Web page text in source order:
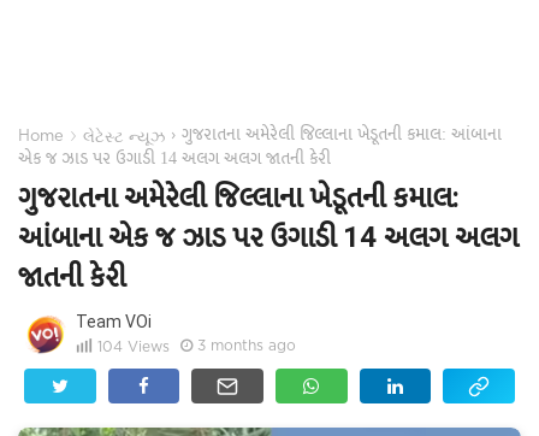
Home › લેટેસ્ટ ન્યૂઝ › ગુજરાતના અમેરેલી જિલ્લાના ખેડૂતની કમાલ: આંબાના
એક જ ઝાડ પર ઉગાડી 14 અલગ અલગ જાતની કેરી
ગુજરાતના અમેરેલી જિલ્લાના ખેડૂતની કમાલ:
આંબાના એક જ ઝાડ પર ઉગાડી 14 અલગ અલગ
જાતની કેરી
Team VOi
104 Views 3 months ago